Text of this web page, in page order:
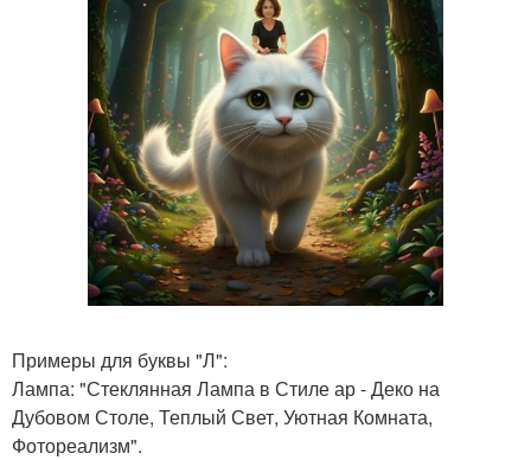
Примеры для буквы "Л":
Лампа: "Стеклянная Лампа в Стиле ар - Деко на
Дубовом Столе, Теплый Свет, Уютная Комната,
Фотореализм".